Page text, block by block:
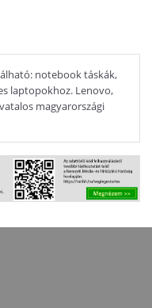
notebook táskák,
laptopokhoz. Lenovo,
magyarországi